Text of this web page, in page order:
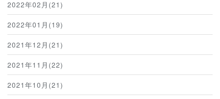
2022年02月(21)
2022年01月(19)
2021年12月(21)
2021年11月(22)
2021年10月(21)